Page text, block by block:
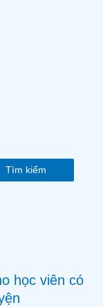
Tìm kiếm
học viên có